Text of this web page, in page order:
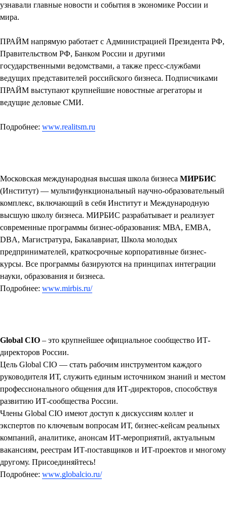
узнавали главные новости и события в экономике России и
мира.
ПРАЙМ напрямую работает с Администрацией Президента РФ,
Правительством РФ, Банком России и другими
государственными ведомствами, а также пресс-службами
ведущих представителей российского бизнеса. Подписчиками
ПРАЙМ выступают крупнейшие новостные агрегаторы и
ведущие деловые СМИ.
Подробнее: www.realitsm.ru
Московская международная высшая школа бизнеса МИРБИС
(Институт) — мультифункциональный научно-образовательный
комплекс, включающий в себя Институт и Международную
высшую школу бизнеса. МИРБИС разрабатывает и реализует
современные программы бизнес-образования: МВА, EMBA,
DBA, Магистратура, Бакалавриат, Школа молодых
предпринимателей, краткосрочные корпоративные бизнес-
курсы. Все программы базируются на принципах интеграции
науки, образования и бизнеса.
Подробнее: www.mirbis.ru/
Global CIO – это крупнейшее официальное сообщество ИТ-
директоров России.
Цель Global CIO — стать рабочим инструментом каждого
руководителя ИТ, служить единым источником знаний и местом
профессионального общения для ИТ-директоров, способствуя
развитию ИТ-сообщества России.
Члены Global CIO имеют доступ к дискуссиям коллег и
экспертов по ключевым вопросам ИТ, бизнес-кейсам реальных
компаний, аналитике, анонсам ИТ-мероприятий, актуальным
вакансиям, реестрам ИТ-поставщиков и ИТ-проектов и многому
другому. Присоединяйтесь!
Подробнее: www.globalcio.ru/